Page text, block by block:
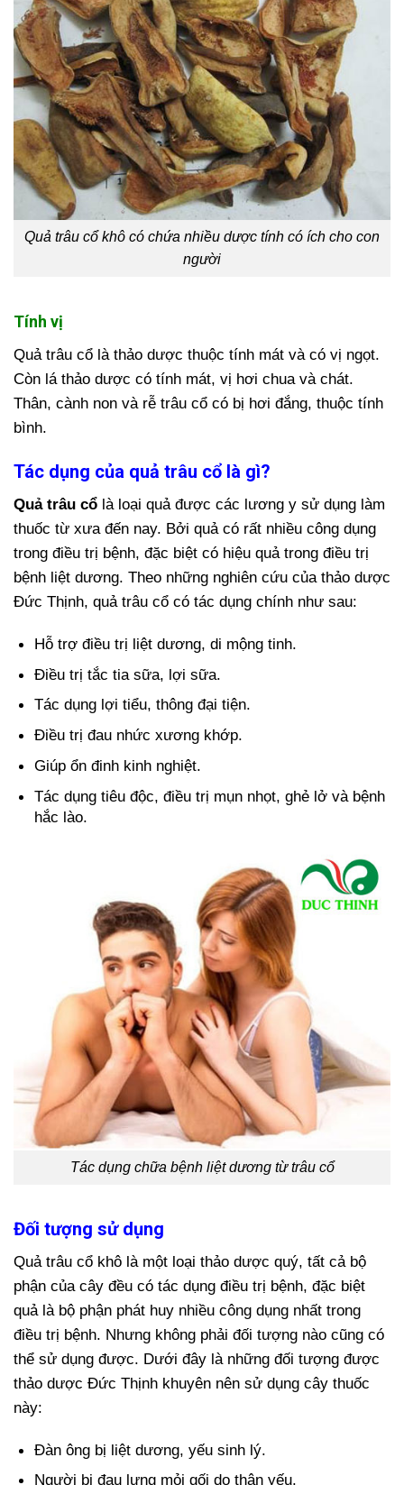
Quả trâu cổ khô có chứa nhiều dược tính có ích cho con
người
Tính vị
Quả trâu cổ là thảo dược thuộc tính mát và có vị ngọt.
Còn lá thảo dược có tính mát, vị hơi chua và chát.
Thân, cành non và rễ trâu cổ có bị hơi đắng, thuộc tính
bình.
Tác dụng của quả trâu cổ là gì?
Quả trâu cổ là loại quả được các lương y sử dụng làm
thuốc từ xưa đến nay. Bởi quả có rất nhiều công dụng
trong điều trị bệnh, đặc biệt có hiệu quả trong điều trị
bệnh liệt dương. Theo những nghiên cứu của thảo dược
Đức Thịnh, quả trâu cổ có tác dụng chính như sau:
Hỗ trợ điều trị liệt dương, di mộng tinh.
Điều trị tắc tia sữa, lợi sữa.
Tác dụng lợi tiểu, thông đại tiện.
Điều trị đau nhức xương khớp.
Giúp ổn đinh kinh nghiệt.
Tác dụng tiêu độc, điều trị mụn nhọt, ghẻ lở và bệnh
hắc lào.
Tác dụng chữa bệnh liệt dương từ trâu cổ
Đối tượng sử dụng
Quả trâu cổ khô là một loại thảo dược quý, tất cả bộ
phận của cây đều có tác dụng điều trị bệnh, đặc biệt
quả là bộ phận phát huy nhiều công dụng nhất trong
điều trị bệnh. Nhưng không phải đối tượng nào cũng có
thể sử dụng được. Dưới đây là những đối tượng được
thảo dược Đức Thịnh khuyên nên sử dụng cây thuốc
này:
Đàn ông bị liệt dương, yếu sinh lý.
Người bị đau lưng mỏi gối do thận yếu.